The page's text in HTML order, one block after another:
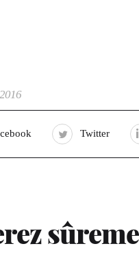
Twitter